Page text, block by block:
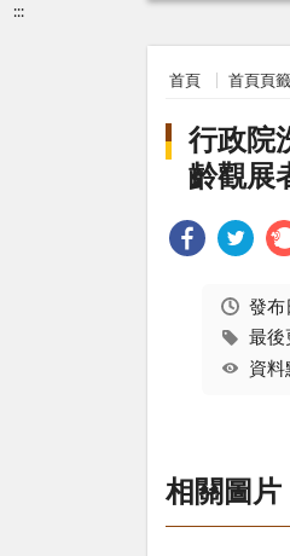
:::
首頁 首頁頁籤
行政院
齡觀展
發布
最後
資料
相關圖片